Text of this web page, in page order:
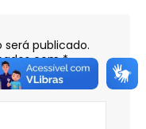
publicado.
com*